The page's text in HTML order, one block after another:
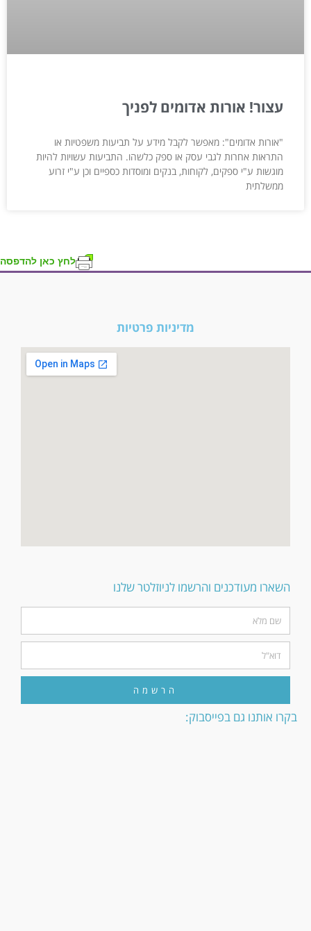
עצור! אורות אדומים לפניך
"אורות אדומים": מאפשר לקבל מידע על תביעות משפטיות או
התראות אחרות לגבי עסק או ספק כלשהו. התביעות עשויות להיות
מוגשות ע"י ספקים, לקוחות, בנקים ומוסדות כספיים וכן ע"י זרוע
ממשלתית
לחץ כאן להדפסה
בקרו אותנו גם בפייסבוק:
השארו מעודכנים והרשמו לניוזלטר שלנו
הרשמה
מדיניות פרטיות